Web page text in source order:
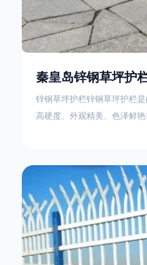
秦皇岛锌钢草坪护
锌钢草坪护栏锌钢草坪护栏
高硬度、外观精美、色泽鲜
的使用方法主要是应用在人
护栏产品的表面设计较为圆
栏产品的伤害值。在安装前
了的基础